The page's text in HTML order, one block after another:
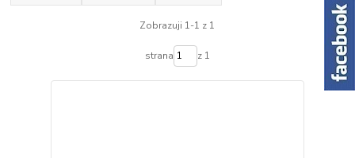
Zobrazuji 1-1 z 1
strana z 1